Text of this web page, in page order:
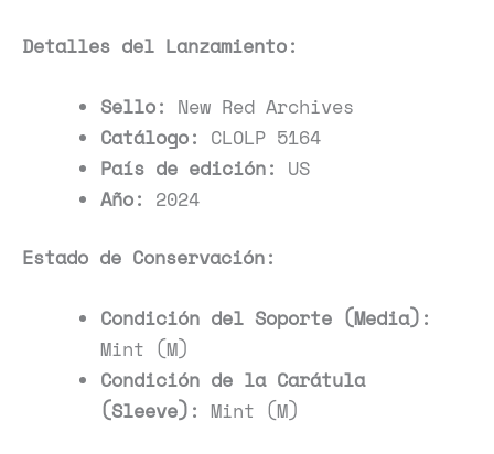
Detalles del Lanzamiento:
Sello: New Red Archives
Catálogo: CLOLP 5164
País de edición: US
Año: 2024
Estado de Conservación:
Condición del Soporte (Media):
Mint (M)
Condición de la Carátula
(Sleeve): Mint (M)